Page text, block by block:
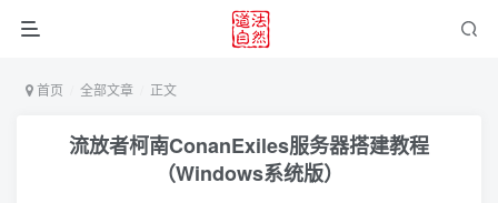
首页 全部文章 正文
流放者柯南ConanExiles服务器搭建教程
（Windows系统版）